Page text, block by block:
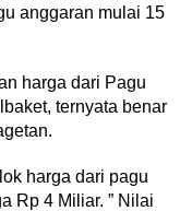
anggaran mulai 15
harga dari Pagu
ternyata benar
harga dari pagu
Rp 4 Miliar. ” Nilai